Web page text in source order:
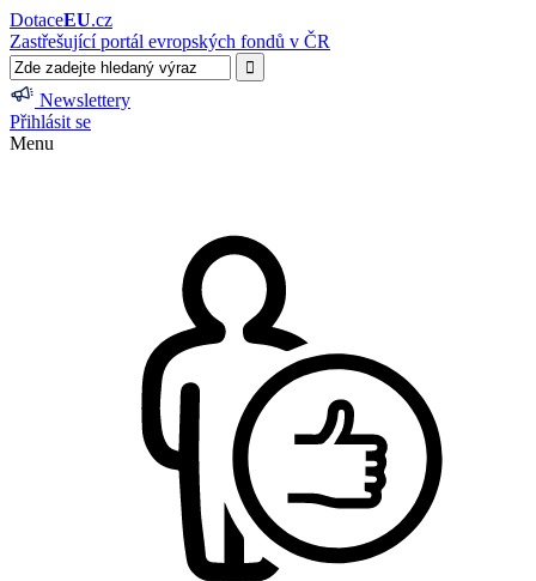
DotaceEU.cz
Zastřešující portál evropských fondů v ČR
Newslettery
Přihlásit se
Menu